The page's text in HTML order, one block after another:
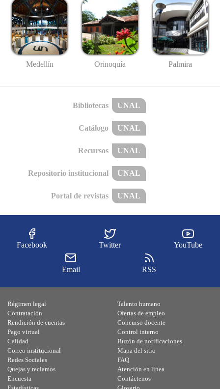
Medellín Orinoquía Palmira
Bibliotecas UNAL
Catálogo UNAL
Recursos UNAL
Repositorio institucional UNAL
Portal de revistas UNAL
Facebook Twitter YouTube
Email RSS
Régimen legal
Contratación
Rendición de cuentas
Pago virtual
Calidad
Talento humano
Ofertas de empleo
Concurso docente
Control interno
Buzón de notificaciones
Correo institucional
Redes Sociales
Quejas y reclamos
Encuesta
Mapa del sitio
FAQ
Atención en línea
Contáctenos